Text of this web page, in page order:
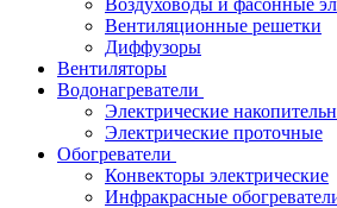
Вентиляционные решетки
Диффузоры
Вентиляторы
Водонагреватели
Электрические
Электрические проточные
Обогреватели
Конвекторы электрические
Инфракрасные